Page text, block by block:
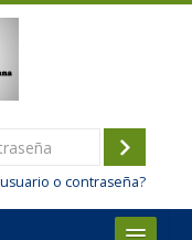
Acceder
o contraseña?